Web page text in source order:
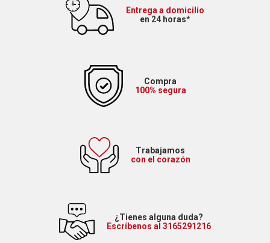
Entrega a domicilio
en 24 horas*
Compra
100% segura
Trabajamos
con el corazón
¿Tienes alguna duda?
Escríbenos al 3165291216